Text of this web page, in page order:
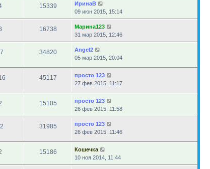
15339
ИринаВ
09 июн 2015, 15:14
16738
Марина123
31 мар 2015, 12:46
34820
Angel2
05 мар 2015, 20:04
45117
просто 123
27 фев 2015, 11:17
15105
просто 123
26 фев 2015, 11:58
31985
просто 123
26 фев 2015, 11:46
15186
Кошечка
10 ноя 2014, 11:44